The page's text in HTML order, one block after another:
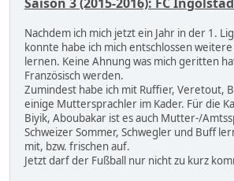
Saison 3 (2015-2016): FC
Nachdem ich mich jetzt ein Jahr in der 1.
konnte habe ich mich entschlossen weitere
lernen. Keine Ahnung was mich geritten
Französisch werden.
Zumindest habe ich mit Ruffier, Veretout,
einige Muttersprachler im Kader. Für die
Biyik, Aboubakar ist es auch Mutter-/
Schweizer Sommer, Schwegler und Buff
mit, bzw. frischen auf.
Jetzt darf der Fußball nur nicht zu kurz